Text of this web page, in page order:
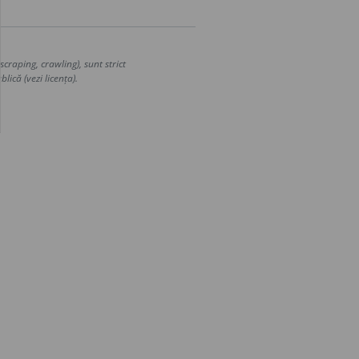
crawling), sunt strict
(vezi licența).